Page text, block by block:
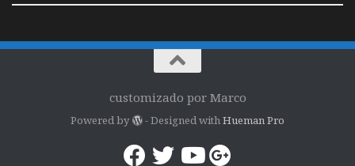
customizado por Marco
Powered by - Designed with Hueman Pro